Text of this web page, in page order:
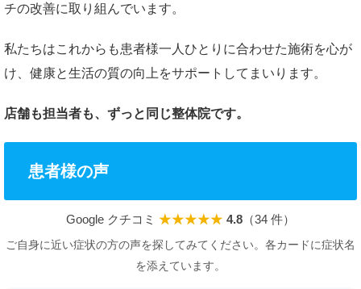
チの改善に取り組んでいます。
私たちはこれからも患者様一人ひとりに合わせた施術を心が
け、健康と生活の質の向上をサポートしてまいります。
店舗も担当者も、ずっと同じ整体院です。
患者様の声
Google クチコミ ★★★★★ 4.8 （34 件）
ご自身に近い症状の方の声を探してみてください。各カードに症状名
を添えています。